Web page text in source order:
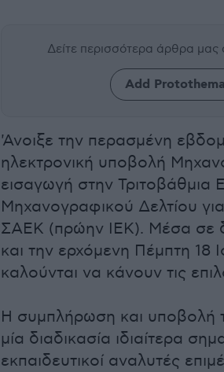
Δείτε περισσότερα άρθρα μας
Add
'Ανοιξε την περασμένη
ηλεκτρονική υποβολή
εισαγωγή στην Τριτοβάθμια
Μηχανογραφικού Δελτίου
ΣΑΕΚ (πρώην ΙΕΚ). Μέσα σε
και την ερχόμενη Πέμπτη 18
καλούνται να κάνουν τις
Η συμπλήρωση και υποβολή
μία διαδικασία ιδιαίτερα
εκπαιδευτικοί αναλυτές